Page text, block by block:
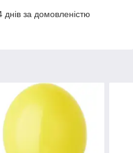
за домовленістю